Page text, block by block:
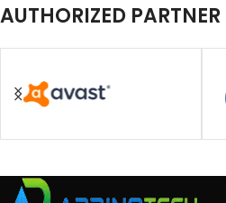
AUTHORIZED PARTNER